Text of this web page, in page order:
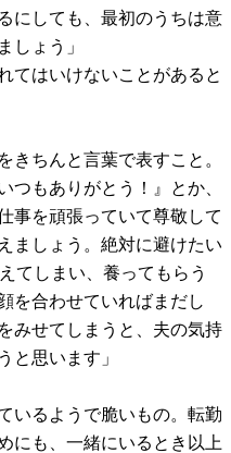
にしても、最初のうちは意
しょう」
てはいけないことがあると
きちんと言葉で表すこと。
つもありがとう！』とか、
事を頑張っていて尊敬して
ましょう。絶対に避けたい
てしまい、養ってもらう
を合わせていればまだし
みせてしまうと、夫の気持
と思います」
いるようで脆いもの。転勤
にも、一緒にいるとき以上